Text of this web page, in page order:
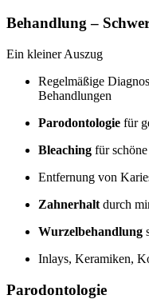
Behandlung –
Ein kleiner Auszug
Regelmäßige
Behandlungen
Parodontologie für
Bleaching für
Entfernung von
Zahnerhalt durch
Wurzelbehandlung
Inlays, Keramiken,
Parodontologie